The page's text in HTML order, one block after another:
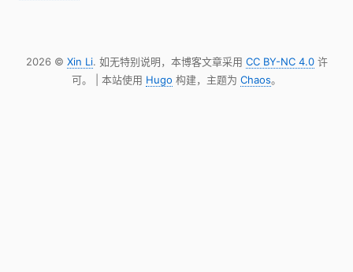
2026 © Xin Li. 如无特别说明，本博客文章采用 CC BY-NC 4.0许
可。 | 本站使用 Hugo 构建，主题为 Chaos。